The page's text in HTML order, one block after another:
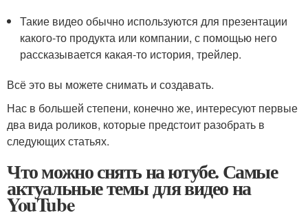
Такие видео обычно используются для презентации
какого-то продукта или компании, с помощью него
рассказывается какая-то история, трейлер.
Всё это вы можете снимать и создавать.
Нас в большей степени, конечно же, интересуют первые
два вида роликов, которые предстоит разобрать в
следующих статьях.
Что можно снять на ютубе. Самые
актуальные темы для видео на
YouTube